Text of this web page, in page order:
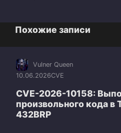
Похожие записи
Vulner Queen
10.06.2026CVE
CVE-2026-10158:
произвольного кода в
432BRP